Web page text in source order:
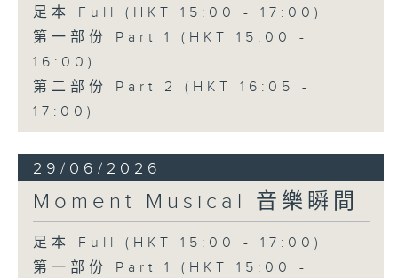
足本 Full (HKT 15:00 - 17:00)
第一部份 Part 1 (HKT 15:00 -
16:00)
第二部份 Part 2 (HKT 16:05 -
17:00)
29/06/2026
Moment Musical 音樂瞬間
足本 Full (HKT 15:00 - 17:00)
第一部份 Part 1 (HKT 15:00 -